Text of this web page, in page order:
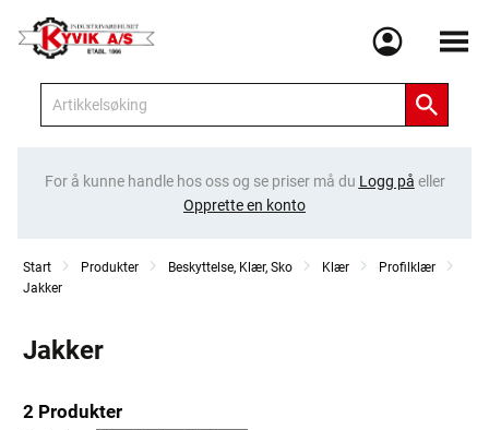
Meny
For å kunne handle hos oss og se priser må du Logg på eller
Opprette en konto
Start Produkter Beskyttelse, Klær, Sko Klær
Profilklær
Jakker
Jakker
2 Produkter